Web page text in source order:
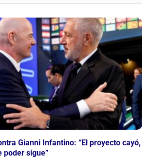
Gianni Infantino: “El proyecto cayó,
poder sigue”